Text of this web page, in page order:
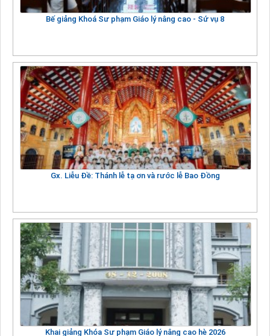
Bế giảng Khoá Sư phạm Giáo lý nâng cao - Sứ vụ 8
Gx. Liễu Đề: Thánh lễ tạ ơn và rước lễ Bao Đồng
Khai giảng Khóa Sư phạm Giáo lý nâng cao hè 2026